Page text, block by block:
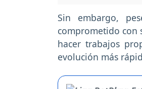
Sin embargo,
comprometido con
hacer trabajos
evolución más